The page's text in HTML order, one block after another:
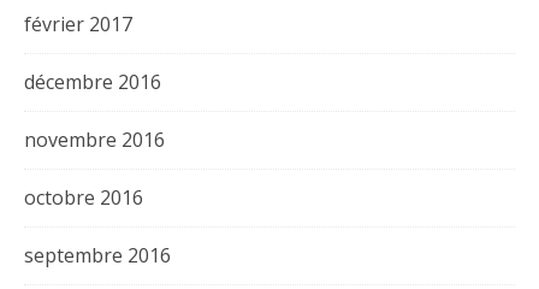
février 2017
décembre 2016
novembre 2016
octobre 2016
septembre 2016